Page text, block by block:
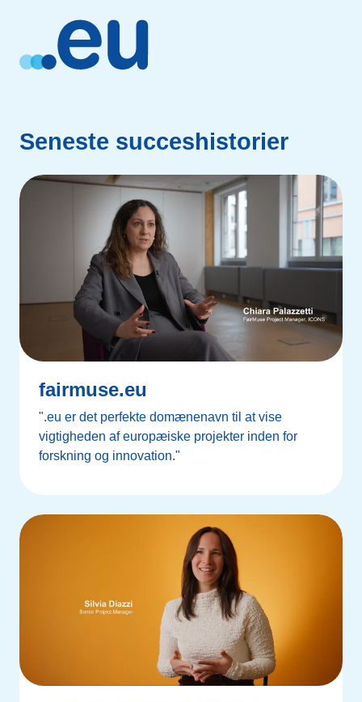
Seneste succeshistorier
fairmuse.eu
".eu er det perfekte domænenavn til at vise
vigtigheden af europæiske projekter inden for
forskning og innovation."